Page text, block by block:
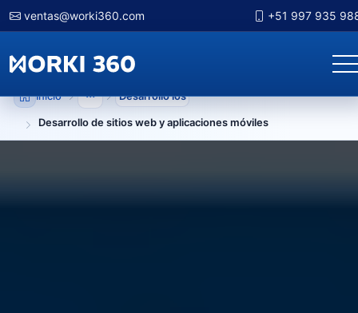
ventas@worki360.com +51 997 935
Inicio Mostrar niveles anteriores
Desarrollo ios
Desarrollo de sitios web y aplicaciones móviles